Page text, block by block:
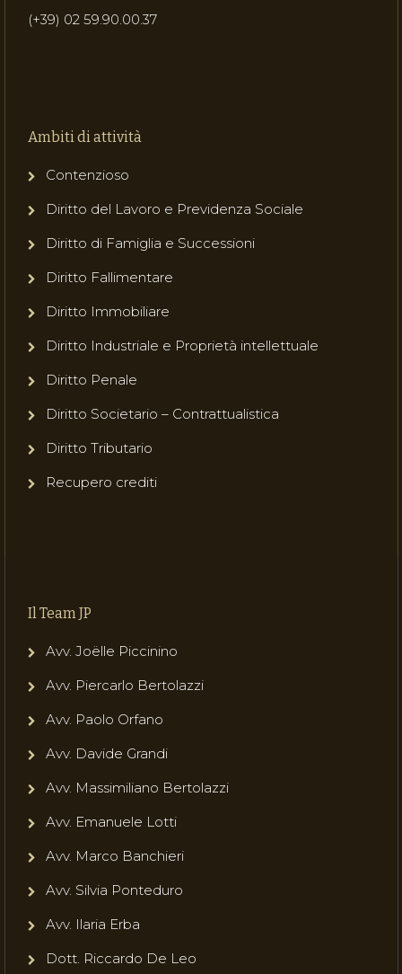
(+39) 02 59.90.00.37
Ambiti di attività
Contenzioso
Diritto del Lavoro e Previdenza Sociale
Diritto di Famiglia e Successioni
Diritto Fallimentare
Diritto Immobiliare
Diritto Industriale e Proprietà intellettuale
Diritto Penale
Diritto Societario – Contrattualistica
Diritto Tributario
Recupero crediti
Il Team JP
Avv. Joëlle Piccinino
Avv. Piercarlo Bertolazzi
Avv. Paolo Orfano
Avv. Davide Grandi
Avv. Massimiliano Bertolazzi
Avv. Emanuele Lotti
Avv. Marco Banchieri
Avv. Silvia Ponteduro
Avv. Ilaria Erba
Dott. Riccardo De Leo